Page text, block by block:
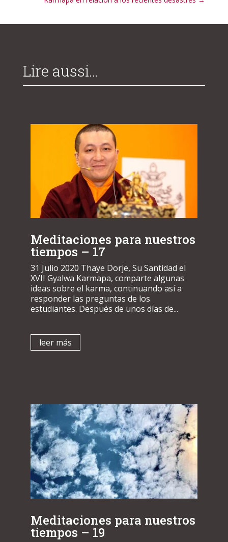
Lire aussi…
Meditaciones para nuestros
tiempos – 17
31 Julio 2020 Thaye Dorje, Su Santidad el
XVII Gyalwa Karmapa, comparte algunas
ideas sobre el karma, continuando así a
responder las preguntas de los
estudiantes. Después de unos días de...
leer más
Meditaciones para nuestros
tiempos – 19